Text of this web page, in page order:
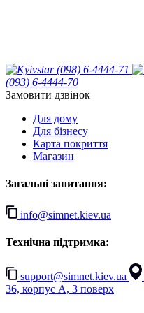
(098) 6-4444-71
(093) 6-4444-70
Замовити дзвінок
Для дому
Для бізнесу
Карта покриття
Магазин
Загальні запитання:
info@simnet.kiev.ua
Технічна підтримка:
support@simnet.kiev.ua
36, корпус А, 3 поверх